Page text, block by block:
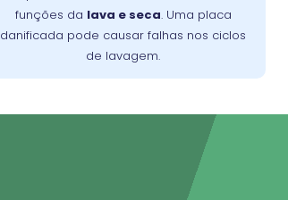
funções da lava e seca. Uma placa
danificada pode causar falhas nos ciclos
de lavagem.
reparação ou substituição garante o
controle adequado das funções da
máquina.